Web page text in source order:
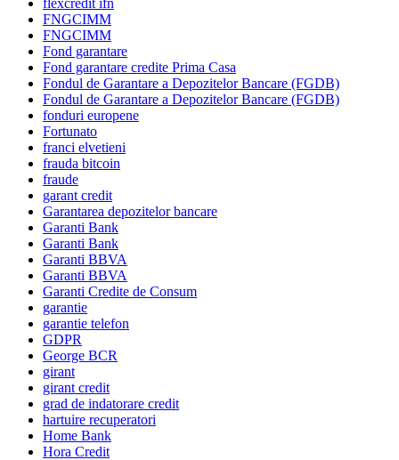
flexcredit ifn
FNGCIMM
FNGCIMM
Fond garantare
Fond garantare credite Prima Casa
Fondul de Garantare a Depozitelor Bancare (FGDB)
Fondul de Garantare a Depozitelor Bancare (FGDB)
fonduri europene
Fortunato
franci elvetieni
frauda bitcoin
fraude
garant credit
Garantarea depozitelor bancare
Garanti Bank
Garanti Bank
Garanti BBVA
Garanti BBVA
Garanti Credite de Consum
garantie
garantie telefon
GDPR
George BCR
girant
girant credit
grad de indatorare credit
hartuire recuperatori
Home Bank
Hora Credit